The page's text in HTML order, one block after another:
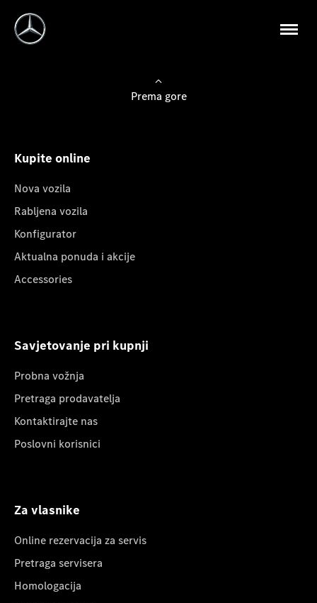
Prema gore
Kupite online
Nova vozila
Rabljena vozila
Konfigurator
Aktualna ponuda i akcije
Accessories
Savjetovanje pri kupnji
Probna vožnja
Pretraga prodavatelja
Kontaktirajte nas
Poslovni korisnici
Za vlasnike
Online rezervacija za servis
Pretraga servisera
Homologacija